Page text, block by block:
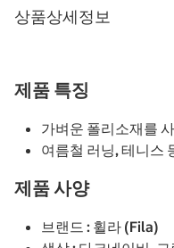
상품상세정보
제품 특징
가벼운 폴리소재를
여름철 러닝, 테니스
제품 사양
브랜드 : 휠라 (Fila)